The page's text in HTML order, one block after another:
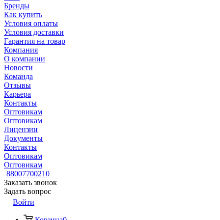
Бренды
Как купить
Условия оплаты
Условия доставки
Гарантия на товар
Компания
О компании
Новости
Команда
Отзывы
Карьера
Контакты
Оптовикам
Оптовикам
Лицензии
Документы
Контакты
Оптовикам
Оптовикам
88007700210
Заказать звонок
Задать вопрос
Войти